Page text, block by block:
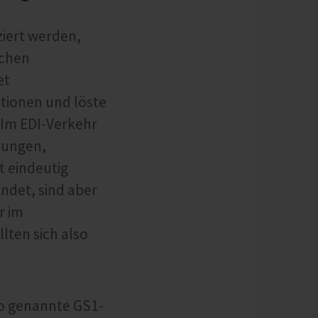
werden,
und löste
EDI-Verkehr
eindeutig
sind aber
im
sich also
genannte GS1-